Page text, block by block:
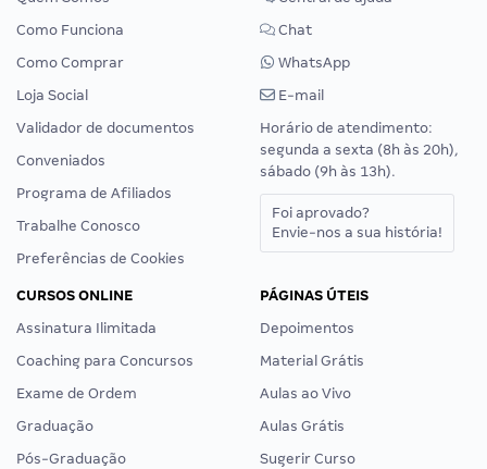
Como Funciona
Como Comprar
Loja Social
Validador de documentos
Conveniados
Programa de Afiliados
Trabalhe Conosco
Preferências de Cookies
Chat
WhatsApp
E-mail
Horário de atendimento:
segunda a sexta (8h às 20h),
sábado (9h às 13h).
Foi aprovado?
Envie-nos a sua história!
CURSOS ONLINE
Assinatura Ilimitada
Coaching para Concursos
Exame de Ordem
Graduação
Pós-Graduação
PÁGINAS ÚTEIS
Depoimentos
Material Grátis
Aulas ao Vivo
Aulas Grátis
Sugerir Curso